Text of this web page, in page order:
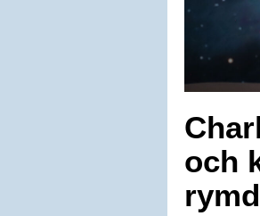
och